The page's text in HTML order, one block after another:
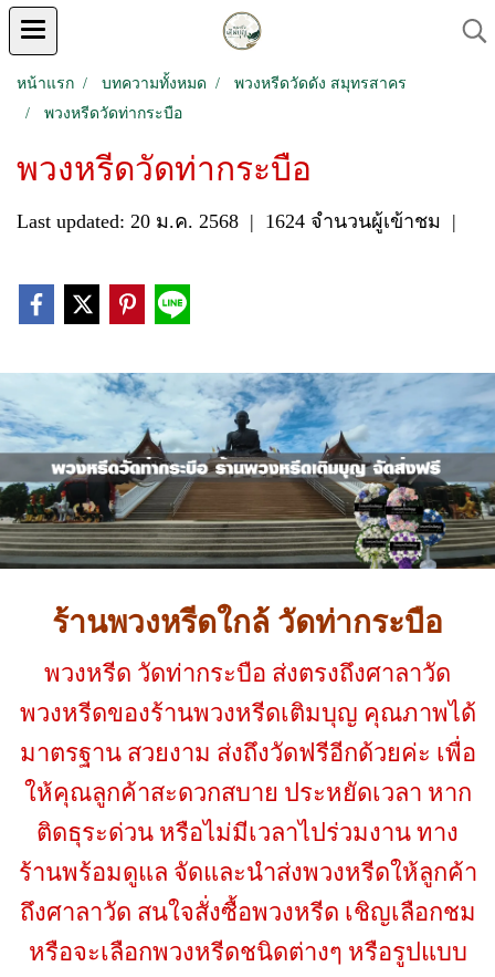
หน้าแรก บทความทั้งหมด
พวงหรีดวัดดัง สมุทรสาคร
พวงหรีดวัดท่ากระบือ
พวงหรีดวัดท่ากระบือ
Last updated: 20 ม.ค. 2568 | 1624 จำนวนผู้เข้าชม |
ร้านพวงหรีดใกล้ วัดท่ากระบือ
พวงหรีด วัดท่ากระบือ ส่งตรงถึงศาลาวัด
พวงหรีดของร้านพวงหรีดเติมบุญ คุณภาพได้
มาตรฐาน สวยงาม ส่งถึงวัดฟรีอีกด้วยค่ะ เพื่อ
ให้คุณลูกค้าสะดวกสบาย ประหยัดเวลา หาก
ติดธุระด่วน หรือไม่มีเวลาไปร่วมงาน ทาง
ร้านพร้อมดูแล จัดและนำส่งพวงหรีดให้ลูกค้า
ถึงศาลาวัด สนใจสั่งซื้อพวงหรีด เชิญเลือกชม
หรือจะเลือกพวงหรีดชนิดต่างๆ หรือรูปแบบ